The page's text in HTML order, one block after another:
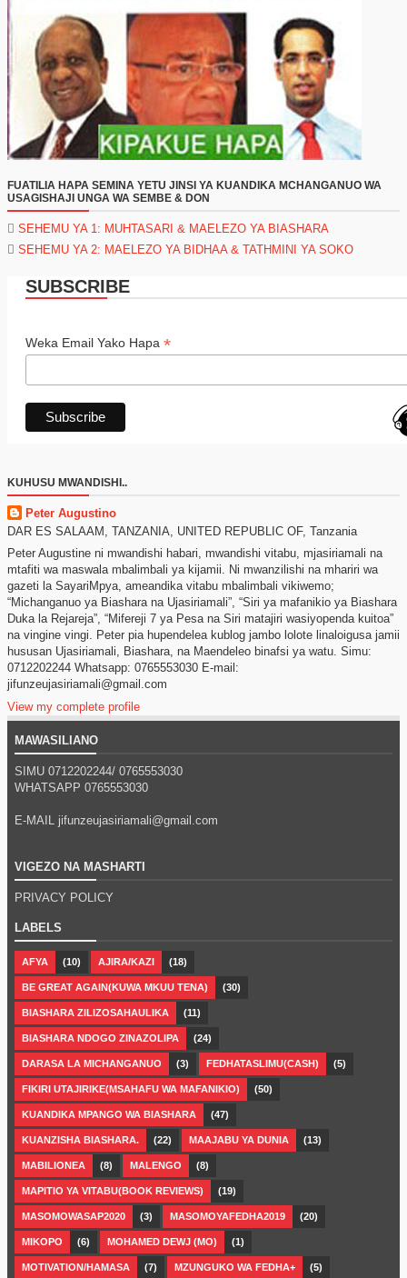
FUATILIA HAPA SEMINA YETU JINSI YA KUANDIKA MCHANGANUO WA
USAGISHAJI UNGA WA SEMBE & DON
SEHEMU YA 1: MUHTASARI & MAELEZO YA BIASHARA
SEHEMU YA 2: MAELEZO YA BIDHAA & TATHMINI YA SOKO
SUBSCRIBE
Weka Email Yako Hapa *
KUHUSU MWANDISHI..
Peter Augustino
DAR ES SALAAM, TANZANIA, UNITED REPUBLIC OF, Tanzania
Peter Augustine ni mwandishi habari, mwandishi vitabu, mjasiriamali na
mtafiti wa maswala mbalimbali ya kijamii. Ni mwanzilishi na mhariri wa
gazeti la SayariMpya, ameandika vitabu mbalimbali vikiwemo;
“Michanganuo ya Biashara na Ujasiriamali”, “Siri ya mafanikio ya Biashara
Duka la Rejareja”, “Mifereji 7 ya Pesa na Siri matajiri wasiyopenda kuitoa”
na vingine vingi. Peter pia hupendelea kublog jambo lolote linaloigusa jamii
hususan Ujasiriamali, Biashara, na Maendeleo binafsi ya watu. Simu:
0712202244 Whatsapp: 0765553030 E-mail:
jifunzeujasiriamali@gmail.com
View my complete profile
MAWASILIANO
SIMU 0712202244/ 0765553030
WHATSAPP 0765553030
E-MAIL jifunzeujasiriamali@gmail.com
VIGEZO NA MASHARTI
PRIVACY POLICY
LABELS
AFYA (10) AJIRA/KAZI (18)
BE GREAT AGAIN(KUWA MKUU TENA) (30)
BIASHARA ZILIZOSAHAULIKA (11)
BIASHARA NDOGO ZINAZOLIPA (24)
DARASA LA MICHANGANUO (3) FEDHATASLIMU(CASH) (5)
FIKIRI UTAJIRIKE(MSAHAFU WA MAFANIKIO) (50)
KUANDIKA MPANGO WA BIASHARA (47)
KUANZISHA BIASHARA. (22) MAAJABU YA DUNIA (13)
MABILIONEA (8) MALENGO (8)
MAPITIO YA VITABU(BOOK REVIEWS) (19)
MASOMOWASAP2020 (3) MASOMOYAFEDHA2019 (20)
MIKOPO (6) MOHAMED DEWJ (MO) (1)
MOTIVATION/HAMASA (7) MZUNGUKO WA FEDHA+ (5)